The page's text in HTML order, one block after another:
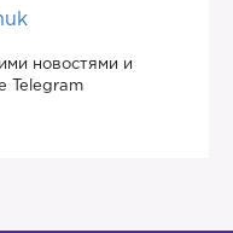
новостями и
Telegram